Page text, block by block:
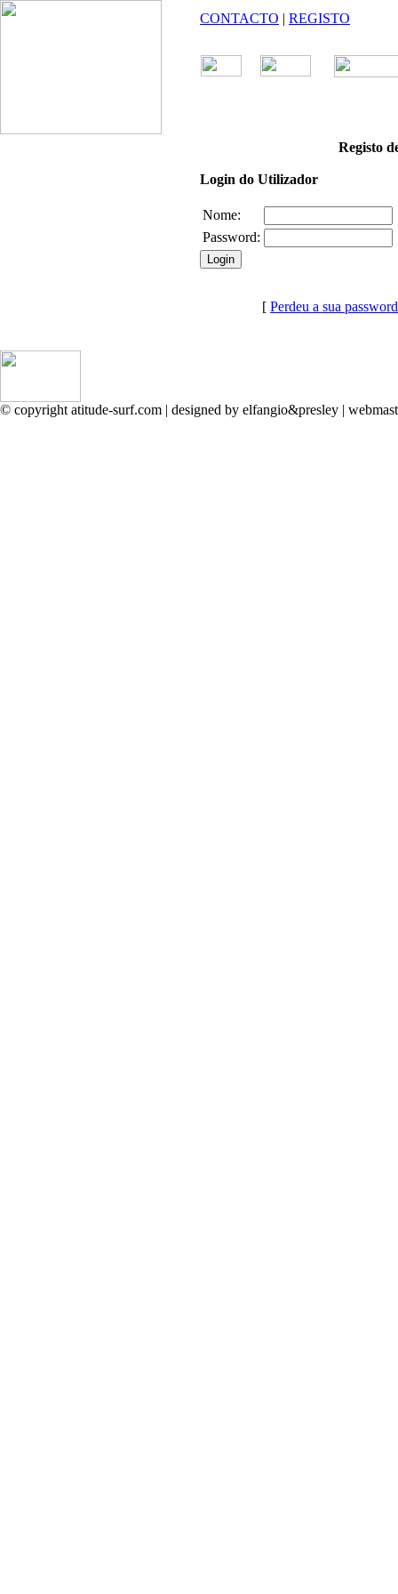
CONTACTO | REGISTO
Registo
Login do Utilizador
Nome:
Password:
[ Perdeu a sua
© copyright atitude-surf.com | designed by elfangio&presley |